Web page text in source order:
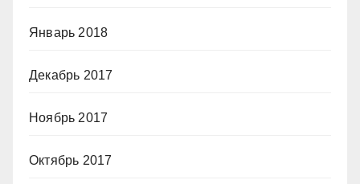
Январь 2018
Декабрь 2017
Ноябрь 2017
Октябрь 2017